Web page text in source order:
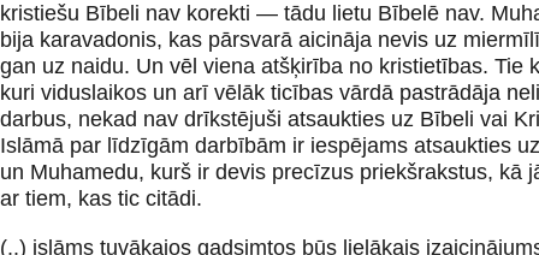
kristiešu Bībeli nav korekti — tādu lietu Bībelē nav.
bija karavadonis, kas pārsvarā aicināja nevis uz
gan uz naidu. Un vēl viena atšķirība no kristietības. Tie
kuri viduslaikos un arī vēlāk ticības vārdā pastrādāja
darbus, nekad nav drīkstējuši atsaukties uz Bībeli vai
Islāmā par līdzīgām darbībām ir iespējams atsaukties
un Muhamedu, kurš ir devis precīzus priekšrakstus, kā
ar tiem, kas tic citādi.
(..) islāms tuvākajos gadsimtos būs lielākais